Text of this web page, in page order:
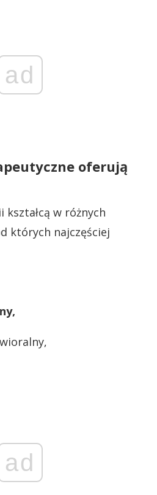
ad
oferują
kształcą w różnych
których najczęściej
ad